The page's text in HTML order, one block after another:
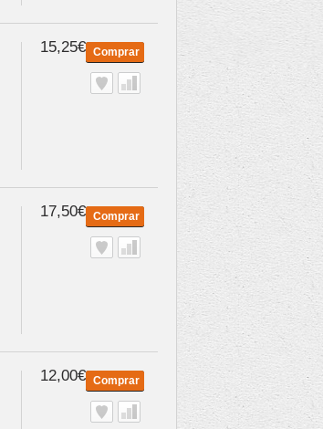
15,25€ Comprar
17,50€ Comprar
12,00€ Comprar